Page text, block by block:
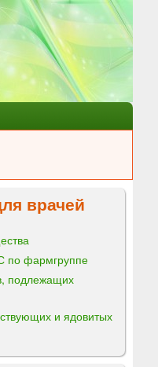
врачей
по фармгруппе
подлежащих
и ядовитых